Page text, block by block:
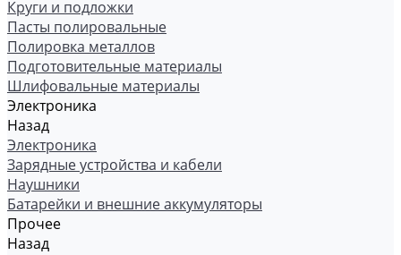
Круги и подложки
Пасты полировальные
Полировка металлов
Подготовительные материалы
Шлифовальные материалы
Электроника
Назад
Электроника
Зарядные устройства и кабели
Наушники
Батарейки и внешние аккумуляторы
Прочее
Назад